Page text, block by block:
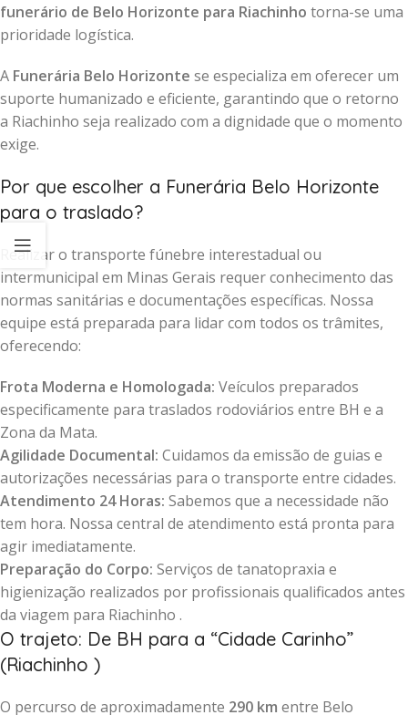
funerário de Belo Horizonte para Riachinho torna-se uma
prioridade logística.
A Funerária Belo Horizonte se especializa em oferecer um
suporte humanizado e eficiente, garantindo que o retorno
a Riachinho seja realizado com a dignidade que o momento
exige.
Por que escolher a Funerária Belo Horizonte
para o traslado?
Realizar o transporte fúnebre interestadual ou
intermunicipal em Minas Gerais requer conhecimento das
normas sanitárias e documentações específicas. Nossa
equipe está preparada para lidar com todos os trâmites,
oferecendo:
Frota Moderna e Homologada: Veículos preparados
especificamente para traslados rodoviários entre BH e a
Zona da Mata.
Agilidade Documental: Cuidamos da emissão de guias e
autorizações necessárias para o transporte entre cidades.
Atendimento 24 Horas: Sabemos que a necessidade não
tem hora. Nossa central de atendimento está pronta para
agir imediatamente.
Preparação do Corpo: Serviços de tanatopraxia e
higienização realizados por profissionais qualificados antes
da viagem para Riachinho .
O trajeto: De BH para a “Cidade Carinho”
(Riachinho )
O percurso de aproximadamente 290 km entre Belo